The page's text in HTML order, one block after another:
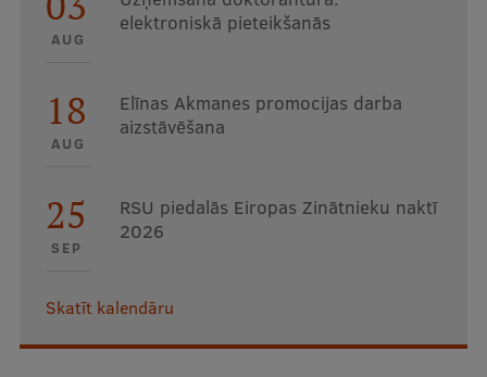
AUG
elektroniskā pieteikšanās
18
AUG
Elīnas Akmanes promocijas darba
aizstāvēšana
25
SEP
RSU piedalās Eiropas Zinātnieku naktī
2026
Skatīt kalendāru